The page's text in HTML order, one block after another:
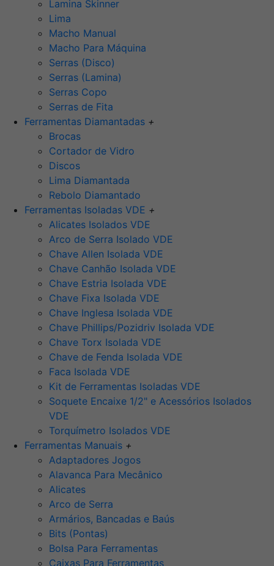
Lamina Skinner
Lima
Macho Manual
Macho Para Máquina
Serras (Disco)
Serras (Lamina)
Serras Copo
Serras de Fita
Ferramentas Diamantadas +
Brocas
Cortador de Vidro
Discos
Lima Diamantada
Rebolo Diamantado
Ferramentas Isoladas VDE +
Alicates Isolados VDE
Arco de Serra Isolado VDE
Chave Allen Isolada VDE
Chave Canhão Isolada VDE
Chave Estria Isolada VDE
Chave Fixa Isolada VDE
Chave Inglesa Isolada VDE
Chave Phillips/Pozidriv Isolada VDE
Chave Torx Isolada VDE
Chave de Fenda Isolada VDE
Faca Isolada VDE
Kit de Ferramentas Isoladas VDE
Soquete Encaixe 1/2" e Acessórios Isolados
VDE
Torquímetro Isolados VDE
Ferramentas Manuais +
Adaptadores Jogos
Alavanca Para Mecânico
Alicates
Arco de Serra
Armários, Bancadas e Baús
Bits (Pontas)
Bolsa Para Ferramentas
Caixas Para Ferramentas